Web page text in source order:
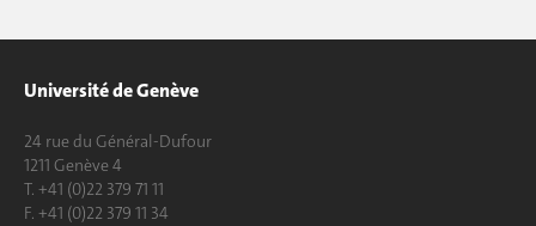
Université de Genève
24 rue du Général-Dufour
1211 Genève 4
T. +41 (0)22 379 71 11
F. +41 (0)22 379 11 34